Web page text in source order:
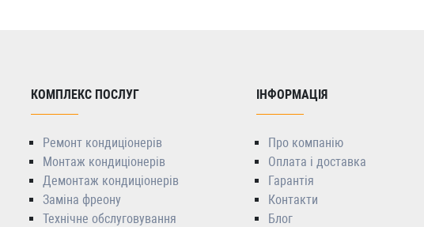
КОМПЛЕКС ПОСЛУГ
Ремонт кондиціонерів
Монтаж кондиціонерів
Демонтаж кондиціонерів
Заміна фреону
Технічне обслуговування
ІНФОРМАЦІЯ
Про компанію
Оплата і доставка
Гарантія
Контакти
Блог